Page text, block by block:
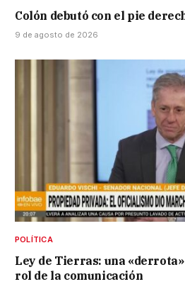
Colón debutó con el pie
9 de agosto de 2026
POLÍTICA
Ley de Tierras: una
rol de la comunicación